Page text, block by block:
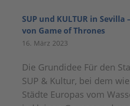
SUP und KULTUR in Sevilla
von Game of Thrones
16. März 2023
Die Grundidee Für den
SUP & Kultur, bei dem
Städte Europas vom